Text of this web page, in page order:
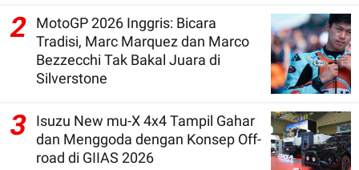
2
MotoGP 2026 Inggris: Bicara
Tradisi, Marc Marquez dan Marco
Bezzecchi Tak Bakal Juara di
Silverstone
3
Isuzu New mu-X 4x4 Tampil Gahar
dan Menggoda dengan Konsep Off-
road di GIIAS 2026